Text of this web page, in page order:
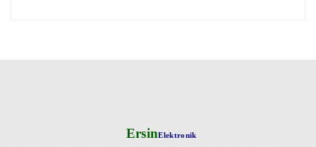
ErsinElektronik